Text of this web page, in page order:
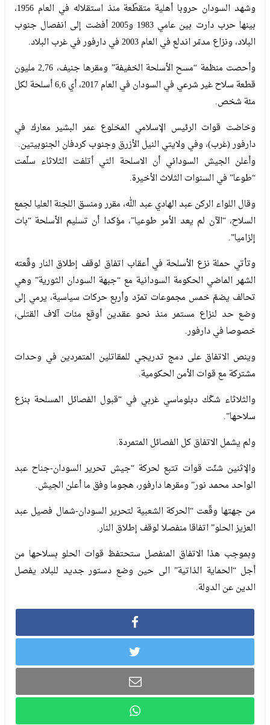
وشهد السودان حروبا أهلية متقطّعة منذ استقلاله في العام 1956،
بينها حرب دارت بين عامي 1983 و2005 أفضت إلى انفصال جنوب
البلاد، ونزاع مدمّر اندلع في العام 2003 في دارفور في غرب البلاد.
وأحصت منظمة “مسح الأسلحة الخفيفة” ومقرها جنيف، 2,76 مليون
قطعة سلاح غير شرعي في السودان في العام 2017، أي 6,6 أسلحة لكل
مئة شخص.
وخاضت قوات الرئيس الإسلامي المخلوع عمر البشير معارك في
دارفور (غرب)، وفي ولايتي النيل الأزرق وجنوب كردفان الجنوبيتين.
وأعلن الجيش السوداني أن الاسلحة التي أتلفت الثلاثاء سلّمت
“طوعا” في السنوات الثلاث الأخيرة.
وقال اللواء الركن عبد الهادي عبد الله، مقرر ومنسق اللجنة العليا لجمع
السلاح، “الآن لم يعد الأمر طوعيا”، مؤكدا أن تسليم الأسلحة “بات
إلزاميا”.
وتأتي حملة نزع الأسلحة في أعقاب اتفاق لوقف إطلاق النار وقّعته
الشهر الماضي الحكومة السودانية مع “جبهة السودان الثورية” وهي
تحالف يضمّ خمس مجموعات تمرّد وأربع حركات سياسية، يرمي إلى
وضع حد لنزاع مستمر منذ نحو عقدين أوقع مئات آلاف القتلى،
خصوصا في دارفور.
وينص الاتفاق على دمج تدريجي للمقاتلين المتمردين في وحدات
مشتركة مع قوات الأمن الحكومية.
والثلاثاء شكّك دبلوماسي غربي في “قبول الفصائل المسلحة بنزع
سلاحها”.
ولم يشمل الاتفاق كل الفصائل المتمردة.
والإثنين شنّت قوات تتبع لحركة “جيش تحرير السودان-جناح عبد
الواحد محمد نور” ومقرها دارفور، هجوما وفق ما أعلن الجيش.
من جهتها وقّعت “الحركة الشعبية لتحرير السودان-شمال فصيل عبد
العزيز الحلو” اتفاقا منفصلا لوقف إطلاق النار.
وبموجب هذا الاتفاق المنفصل ستحتفظ قوات الحلو بسلاحها من
أجل “الحماية الذاتية” الى حين وضع دستور جديد للبلاد يفصل
الدين عن الدولة.